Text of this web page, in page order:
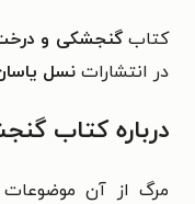
کتابگنجشکی و
در انتشارات نسل
درباره کتاب
مرگ از آن موضوعات